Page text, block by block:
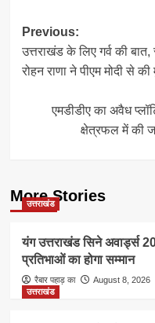
Post
navigation
Previous:
उत्तराखंड के लिए गर्व की
रोहन राणा ने पीएम मोदी से
एमडीडीए का अवैध
क्षेत्रफल में की
More Stories
उत्तराखंड
यंग उत्तराखंड सिने अवार्ड्स
प्रतिभाओं का होगा सम्मान
रैबार पहाड़ का August 8, 2026
उत्तराखंड